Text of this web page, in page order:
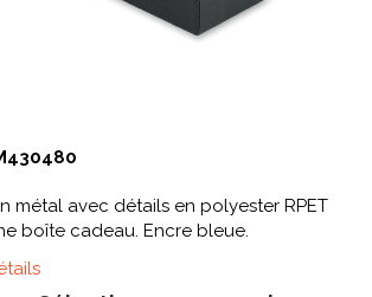
métal avec détails en polyester RPET
boîte cadeau. Encre bleue.